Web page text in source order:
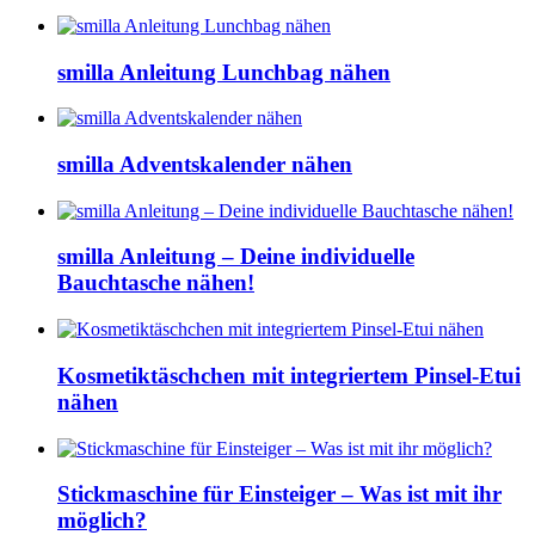
smilla Anleitung Lunchbag nähen
smilla Adventskalender nähen
smilla Anleitung – Deine individuelle
Bauchtasche nähen!
Kosmetiktäschchen mit integriertem Pinsel-Etui
nähen
Stickmaschine für Einsteiger – Was ist mit ihr
möglich?